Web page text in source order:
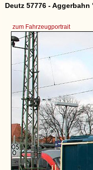
Deutz 57776 - Aggerbahn
zum Fahrzeugportrait